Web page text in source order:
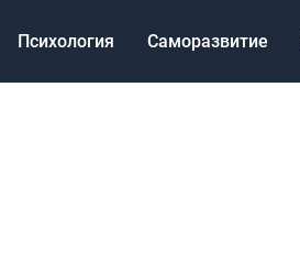
Психология Саморазвитие